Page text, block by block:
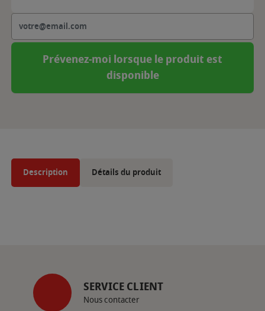
Prévenez-moi lorsque le produit est
disponible
Description Détails du produit
SERVICE CLIENT
Nous contacter